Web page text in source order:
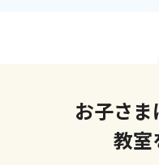
お子さ
教室